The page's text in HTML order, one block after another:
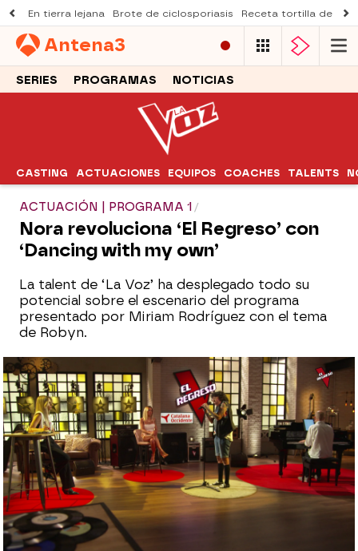
En tierra lejana Brote de ciclosporiasis Receta tortilla de
Antena3
SERIES PROGRAMAS NOTICIAS
CASTING ACTUACIONES EQUIPOS COACHES TALENTS
ACTUACIÓN | PROGRAMA 1
Nora revoluciona ‘El Regreso’ con
‘Dancing with my own’
La talent de ‘La Voz’ ha desplegado todo su
potencial sobre el escenario del programa
presentado por Miriam Rodríguez con el tema
de Robyn.
No te pierdas El Regreso en ATRESplayer
antena3.com
Madrid
Publicado:18 de septiembre de 2021, 14:01